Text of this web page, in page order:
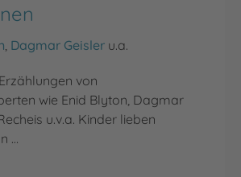
Dagmar Geisler u.a.
von
wie Enid Blyton, Dagmar
u.v.a. Kinder lieben
…
Prinzessinnen